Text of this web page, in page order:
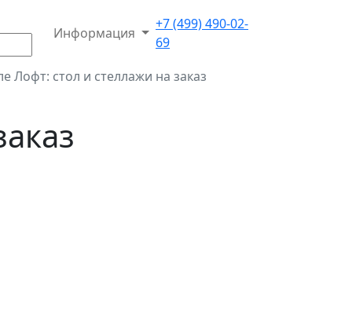
Информация
+7 (499) 490-02-
69
Лофт: стол и стеллажи на заказ